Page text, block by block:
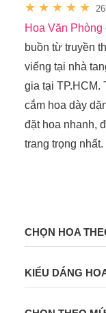
★ ★ ★ ★ ★
Hoa Văn Phòng
buồn từ truyền
viếng tại nhà
gia tại TP.HCM.
cắm hoa dày
đặt hoa nhanh,
trang trọng nhất.
CHỌN HOA
KIỂU DÁNG